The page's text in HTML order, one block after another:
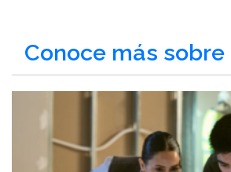
Conoce más sobre